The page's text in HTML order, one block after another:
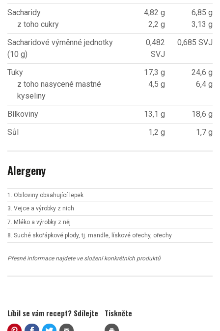
Sacharidy
z toho cukry
4,82 g
2,2 g
6,85 g
3,13 g
Sacharidové výměnné jednotky
(10 g)
0,482
SVJ
0,685 SVJ
Tuky
z toho nasycené mastné
kyseliny
17,3 g
4,5 g
24,6 g
6,4 g
Bílkoviny 13,1 g
18,6 g
Sůl
1,2 g 1,7 g
Alergeny
1. Obiloviny obsahující lepek
3. Vejce a výrobky z nich
7. Mléko a výrobky z něj
8. Suché skořápkové plody, tj. mandle, lískové ořechy, ořechy
Přesné informace najdete ve složení konkrétních produktů
Líbil se vám recept? Sdílejte Tiskněte